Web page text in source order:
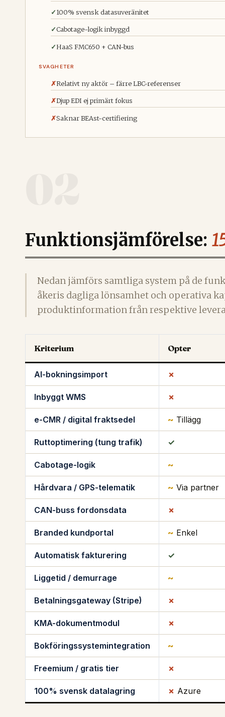
100% svensk datasuveränitet
Cabotage-logik inbyggd
HaaS FMC650 + CAN-bus
SVAGHETER
Relativt ny aktör – färre LBC-referenser
Djup EDI ej primärt fokus
Saknar BEAst-certifiering
Funktionsjämförelse:
Nedan jämförs samtliga system på de
åkeris dagliga lönsamhet och operativa
produktinformation från respektive
Kriterium Opter
AI-bokningsimport ✗
Inbyggt WMS ✗
e-CMR / digital fraktsedel ~ Tillägg
Ruttoptimering (tung trafik) ✓
Cabotage-logik ~
Hårdvara / GPS-telematik ~ Via partner
CAN-buss fordonsdata ✗
Branded kundportal ~ Enkel
Automatisk fakturering ✓
Liggetid / demurrage ~
Betalningsgateway (Stripe) ✗
KMA-dokumentmodul ✗
Bokföringssystemintegration ~
Freemium / gratis tier ✗
100% svensk datalagring ✗ Azure